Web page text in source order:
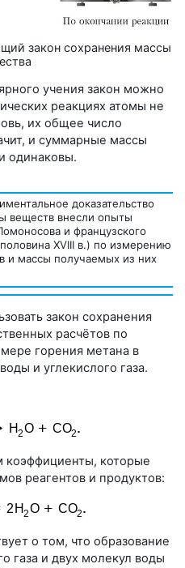
закон сохранения массы
учения закон можно
реакциях атомы не
их общее число
и суммарные массы
одинаковы.
доказательство
веществ внесли опыты
и французского
XVIII в.) по измерению
и массы получаемых из них
закон сохранения
расчётов по
горения метана в
и углекислого газа.
которые
реагентов и продуктов:
о том, что образование
газа и двух молекул воды